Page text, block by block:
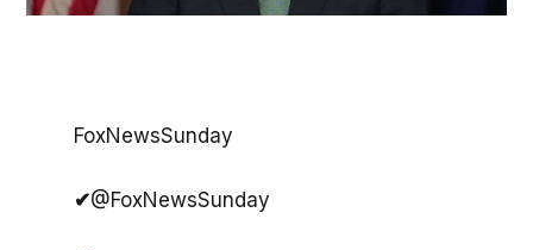
FoxNewsSunday
✔@FoxNewsSunday